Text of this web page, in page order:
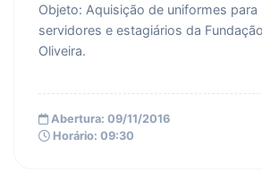
Objeto: Aquisição de uniformes para
servidores e estagiários da
Oliveira.
Abertura: 09/11/2016
Horário: 09:30